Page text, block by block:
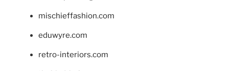
mischieffashion.com
eduwyre.com
retro-interiors.com